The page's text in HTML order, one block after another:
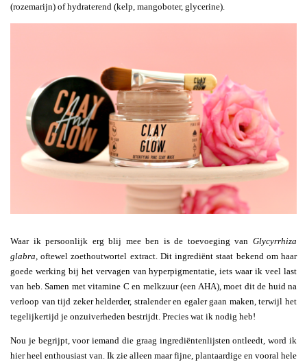
(rozemarijn) of hydraterend (kelp, mangoboter, glycerine).
Waar ik persoonlijk erg blij mee ben is de toevoeging van Glycyrrhiza
glabra,oftewel zoethoutwortel extract. Dit ingrediënt staat bekend om haar
goede werking bij het vervagen van hyperpigmentatie, iets waar ik veel last
van heb. Samen met vitamine C en melkzuur (een AHA), moet dit de huid na
verloop van tijd zeker helderder, stralender en egaler gaan maken, terwijl het
tegelijkertijd je onzuiverheden bestrijdt. Precies wat ik nodig heb!
Nou je begrijpt, voor iemand die graag ingrediëntenlijsten ontleedt, word ik
hier heel enthousiast van. Ik zie alleen maar fijne, plantaardige en vooral hele